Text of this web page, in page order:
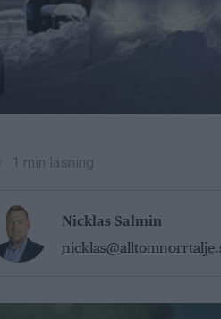
1 min läsning
Nicklas Salmin